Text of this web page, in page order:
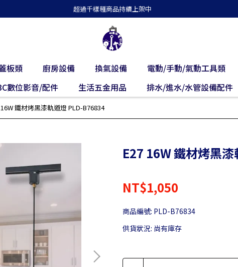
超過千樣種商品持續上架中
板類 廚房設備 換氣設備 電動/手動/氣動工具類
數位影音/配件
生活五金用品 排水/進水/水管設備配件
鐵材烤黑漆軌道燈 PLD-B76834
E27 16W 鐵材烤黑
NT$1,050
商品編號: PLD-B76834
供貨狀況: 尚有庫存